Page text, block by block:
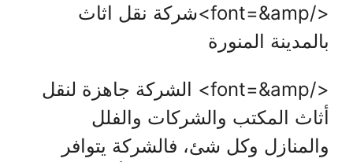
</font=&amp>شركة نقل اثاث
بالمدينة المنورة
</font=&amp> الشركة جاهزة لنقل
أثاث المكتب والشركات والفلل
والمنازل وكل شئ، فالشركة يتوافر